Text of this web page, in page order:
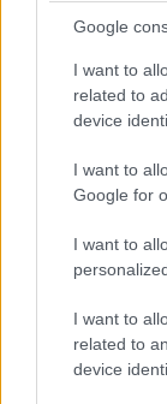
Google
I want to
related to
device
I want to
Google for
I want to
I want to
related to
device
Ha szeretnél
cikkeket és
teljes verziós
értékes PC-